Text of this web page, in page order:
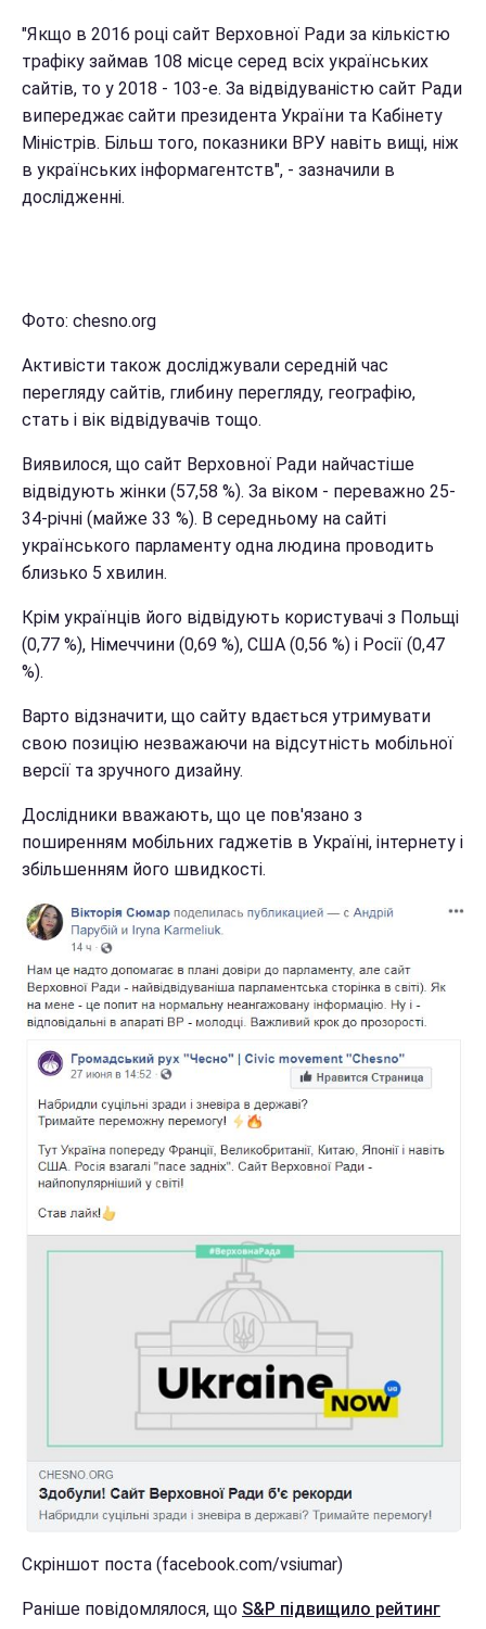
"Якщо в 2016 році сайт Верховної Ради за кількістю
трафіку займав 108 місце серед всіх українських
сайтів, то у 2018 - 103-е. За відвідуваністю сайт Ради
випереджає сайти президента України та Кабінету
Міністрів. Більш того, показники ВРУ навіть вищі, ніж
в українських інформагентств", - зазначили в
дослідженні.
Фото: chesno.org
Активісти також досліджували середній час
перегляду сайтів, глибину перегляду, географію,
стать і вік відвідувачів тощо.
Виявилося, що сайт Верховної Ради найчастіше
відвідують жінки (57,58 %). За віком - переважно 25-
34-річні (майже 33 %). В середньому на сайті
українського парламенту одна людина проводить
близько 5 хвилин.
Крім українців його відвідують користувачі з Польщі
(0,77 %), Німеччини (0,69 %), США (0,56 %) і Росії (0,47
%).
Варто відзначити, що сайту вдається утримувати
свою позицію незважаючи на відсутність мобільної
версії та зручного дизайну.
Дослідники вважають, що це пов'язано з
поширенням мобільних гаджетів в Україні, інтернету і
збільшенням його швидкості.
Скріншот поста (facebook.com/vsiumar)
Раніше повідомлялося, що S&P підвищило рейтинг